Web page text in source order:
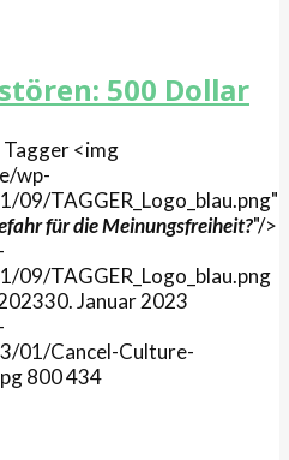
500 Dollar
Tagger<img
wp-
09/TAGGER_Logo_blau.png"
für die Meinungsfreiheit?"/>
09/TAGGER_Logo_blau.png
30. Januar 2023
01/Cancel-Culture-
800434